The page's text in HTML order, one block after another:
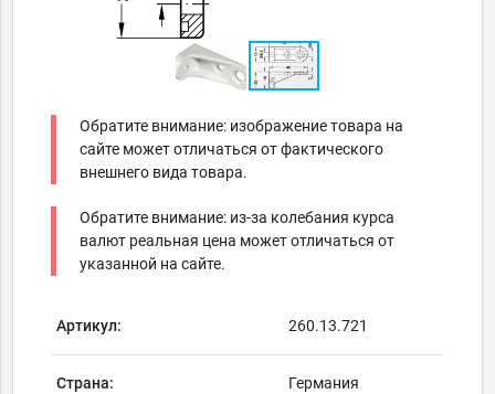
Обратите внимание: изображение товара на
сайте может отличаться от фактического
внешнего вида товара.
Обратите внимание: из-за колебания курса
валют реальная цена может отличаться от
указанной на сайте.
Артикул: 260.13.721
Страна: Германия